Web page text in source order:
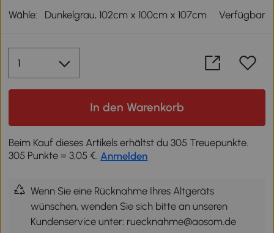
Wähle: Dunkelgrau, 102cm x 100cm x 107cm Verfügbar
In den Warenkorb
Beim Kauf dieses Artikels erhältst du 305 Treuepunkte.
305 Punkte = 3,05 €. Anmelden
Wenn Sie eine Rücknahme Ihres Altgeräts
wünschen, wenden Sie sich bitte an unseren
Kundenservice unter: ruecknahme@aosom.de